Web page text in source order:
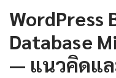
WordPress
Database
— แนวคิดแ